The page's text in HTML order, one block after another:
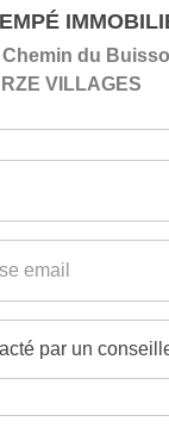
du
VILLAGES